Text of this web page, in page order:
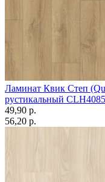
Ламинат Квик Степ
рустикальный
49,90 p.
56,20 p.